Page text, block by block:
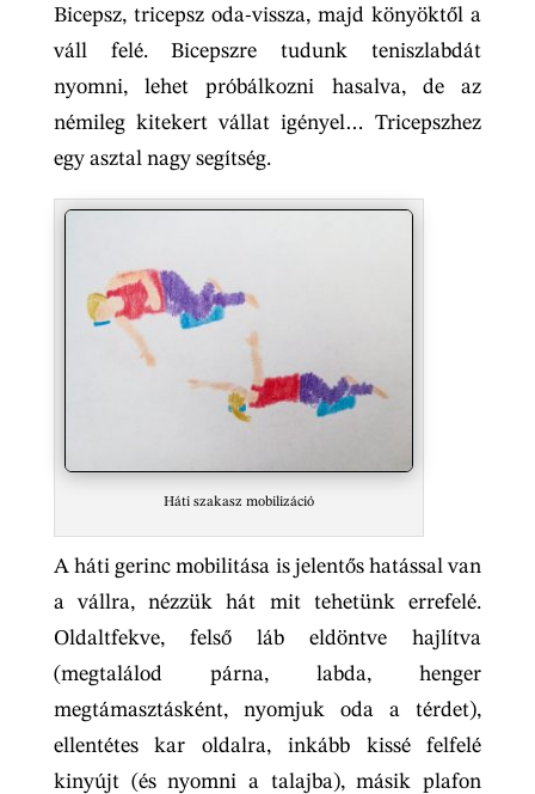
Bicepsz, tricepsz oda-vissza, majd könyöktől a
váll felé. Bicepszre tudunk teniszlabdát
nyomni, lehet próbálkozni hasalva, de az
némileg kitekert vállat igényel… Tricepszhez
egy asztal nagy segítség.
Háti szakasz mobilizáció
A háti gerinc mobilitása is jelentős hatással van
a vállra, nézzük hát mit tehetünk errefelé.
Oldaltfekve, felső láb eldöntve hajlítva
(megtalálod párna, labda, henger
megtámasztásként, nyomjuk oda a térdet),
ellentétes kar oldalra, inkább kissé felfelé
kinyújt (és nyomni a talajba), másik plafon